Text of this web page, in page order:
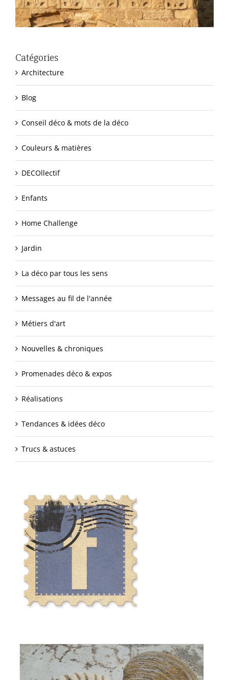
Catégories
Architecture
Blog
Conseil déco & mots de la déco
Couleurs & matières
DECOllectif
Enfants
Home Challenge
Jardin
La déco par tous les sens
Messages au fil de l'année
Métiers d'art
Nouvelles & chroniques
Promenades déco & expos
Réalisations
Tendances & idées déco
Trucs & astuces